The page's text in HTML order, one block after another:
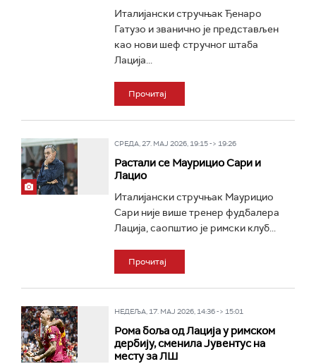
Италијански стручњак Ђенаро
Гатузо и званично је представљен
као нови шеф стручног штаба
Лација...
Прочитај
СРЕДА, 27. МАЈ 2026, 19:15 -> 19:26
Растали се Маурицио Сари и
Лацио
Италијански стручњак Маурицио
Сари није више тренер фудбалера
Лација, саопштио је римски клуб...
Прочитај
НЕДЕЉА, 17. МАЈ 2026, 14:36 -> 15:01
Ромa боља од Лација у римском
дербију, сменила Јувентус на
месту за ЛШ